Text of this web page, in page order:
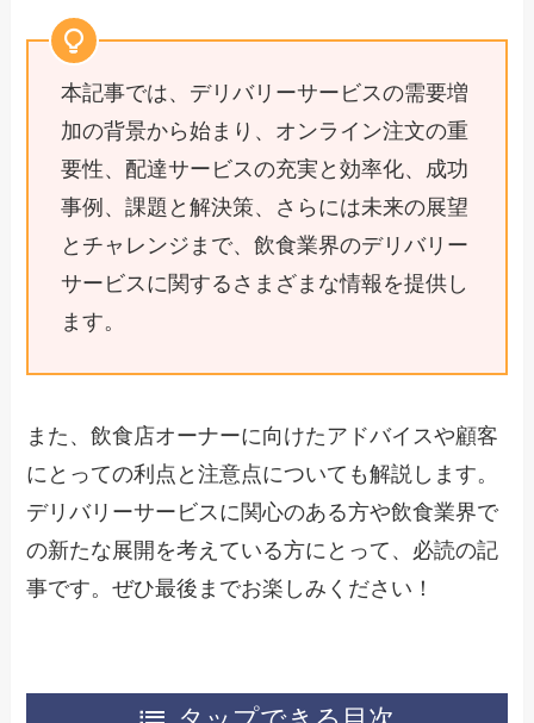
本記事では、デリバリーサービスの需要増
加の背景から始まり、オンライン注文の重
要性、配達サービスの充実と効率化、成功
事例、課題と解決策、さらには未来の展望
とチャレンジまで、飲食業界のデリバリー
サービスに関するさまざまな情報を提供し
ます。
また、飲食店オーナーに向けたアドバイスや顧客
にとっての利点と注意点についても解説します。
デリバリーサービスに関心のある方や飲食業界で
の新たな展開を考えている方にとって、必読の記
事です。ぜひ最後までお楽しみください！